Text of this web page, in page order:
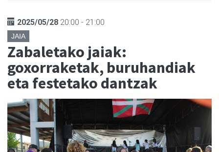
2025/05/28 20:00 - 21:00
JAIA
Zabaletako jaiak:
goxorraketak, buruhandiak
eta festetako dantzak